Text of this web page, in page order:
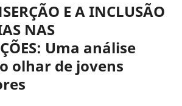
E A INCLUSÃO
NAS
Uma análise
olhar de jovens